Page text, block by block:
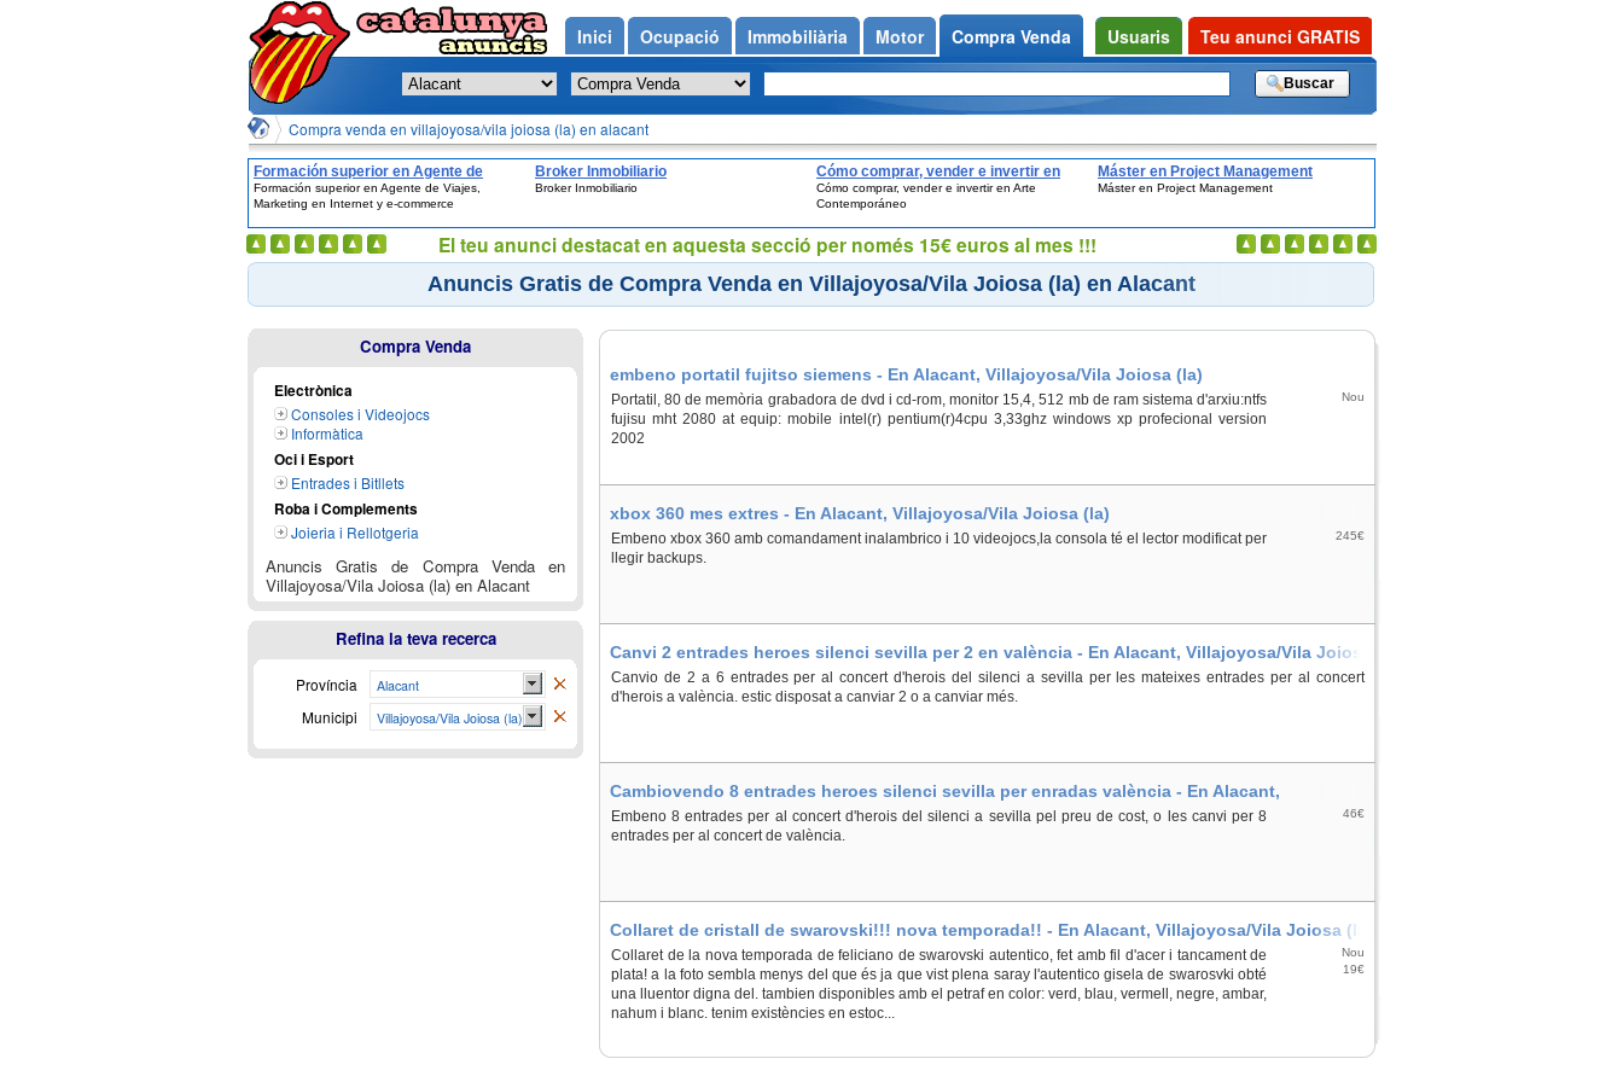
Compra venda en villajoyosa/vila joiosa (la) en alacant
Formación superior en Agente de
Viajes, Marketing en Internet y e-
commerce
Formación superior en Agente de Viajes,
Marketing en Internet y e-commerce
Broker Inmobiliario
Broker Inmobiliario
Cómo comprar, vender e invertir en
Arte Contemporáneo
Cómo comprar, vender e invertir en Arte
Contemporáneo
Máster en Project Management
Máster en Project Management
Anuncis Gratis de Compra Venda en Villajoyosa/Vila Joiosa (la) en Alacant
embeno portatil fujitso siemens - En Alacant, Villajoyosa/Vila Joiosa (la)
Portatil, 80 de memòria grabadora de dvd i cd-rom, monitor 15,4, 512 mb de ram sistema d'arxiu:ntfs
fujisu mht 2080 at equip: mobile intel(r) pentium(r)4cpu 3,33ghz windows xp profecional version
2002
Nou
xbox 360 mes extres - En Alacant, Villajoyosa/Vila Joiosa (la)
Embeno xbox 360 amb comandament inalambrico i 10 videojocs,la consola té el lector modificat per
llegir backups.
245€
Canvi 2 entrades heroes silenci sevilla per 2 en valència - En Alacant, Villajoyosa/Vila Joiosa
(la)
Canvio de 2 a 6 entrades per al concert d'herois del silenci a sevilla per les mateixes entrades per al concert
d'herois a valència. estic disposat a canviar 2 o a canviar més.
Cambiovendo 8 entrades heroes silenci sevilla per enradas valència - En Alacant,
Villajoyosa/Vila Joiosa (la)
Embeno 8 entrades per al concert d'herois del silenci a sevilla pel preu de cost, o les canvi per 8
entrades per al concert de valència.
46€
Collaret de cristall de swarovski!!! nova temporada!! - En Alacant, Villajoyosa/Vila Joiosa (la)
Collaret de la nova temporada de feliciano de swarovski autentico, fet amb fil d'acer i tancament de
plata! a la foto sembla menys del que és ja que vist plena saray l'autentico gisela de swarosvki obté
una lluentor digna del. tambien disponibles amb el petraf en color: verd, blau, vermell, negre, ambar,
nahum i blanc. tenim existències en estoc...
Nou
19€
Compra Venda
Electrònica
Consoles i Videojocs
Informàtica
Oci i Esport
Entrades i Bitllets
Roba i Complements
Joieria i Rellotgeria
Anuncis Gratis de Compra Venda en
Villajoyosa/Vila Joiosa (la) en Alacant
Refina la teva recerca
Província Alacant
Municipi Villajoyosa/Vila Joiosa (la)
Inici Ocupació Immobiliària Motor Compra Venda Usuaris Teu anunci GRATIS
El teu anunci destacat en aquesta secció per només 15€ euros al mes !!!